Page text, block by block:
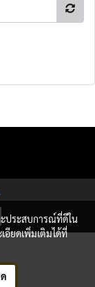
ประสบการณ์ที่ดีใน
อียดเพิ่มเติมได้ที่